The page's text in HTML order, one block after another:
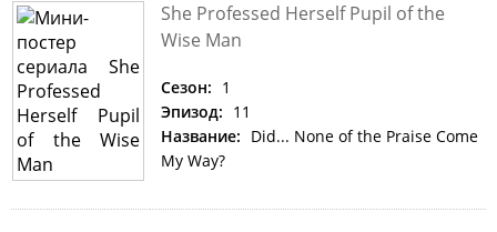
She Professed Herself Pupil of the
Wise Man
Сезон: 1
Эпизод: 11
Название: Did... None of the Praise Come
My Way?